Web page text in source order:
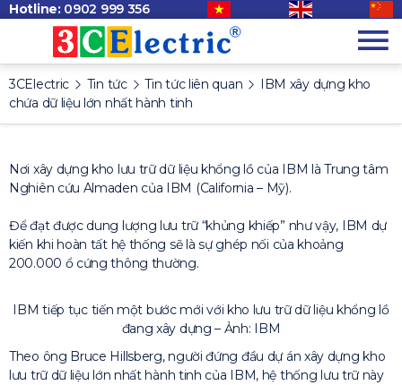
Hotline: 0902 999 356
3CElectric Tin tức Tin tức liên quan
IBM xây dựng kho
chứa dữ liệu lớn nhất hành tinh
Nơi xây dựng kho lưu trữ dữ liệu khổng lồ của IBM là Trung tâm
Nghiên cứu Almaden của IBM (California – Mỹ).
Để đạt được dung lượng lưu trữ “khủng khiếp” như vậy, IBM dự
kiến khi hoàn tất hệ thống sẽ là sự ghép nối của khoảng
200.000 ổ cứng thông thường.
IBM tiếp tục tiến một bước mới với kho lưu trữ dữ liệu khổng lồ
đang xây dựng – Ảnh: IBM
Theo ông Bruce Hillsberg, người đứng đầu dự án xây dựng kho
lưu trữ dữ liệu lớn nhất hành tinh của IBM, hệ thống lưu trữ này